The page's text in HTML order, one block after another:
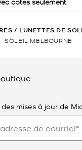
/ LUNETTES DE
SOLEIL MELBOURNE
mises à jour de